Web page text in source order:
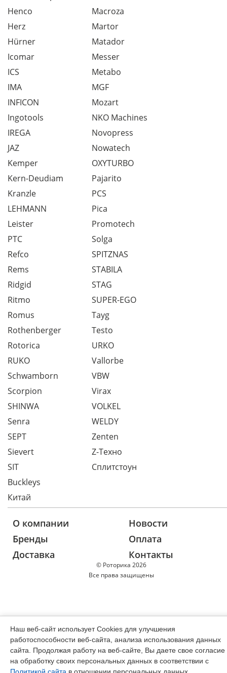
Henco
Herz
Hürner
Icomar
ICS
IMA
INFICON
Ingotools
IREGA
JAZ
Kemper
Kern-Deudiam
Kranzle
LEHMANN
Leister
Macroza
Martor
Matador
Messer
Metabo
MGF
Mozart
NKO Machines
Novopress
Nowatech
OXYTURBO
Pajarito
PCS
Pica
Promotech
PTC
Refco
Rems
Ridgid
Ritmo
Romus
Rothenberger
Rotorica
RUKO
Schwamborn
Scorpion
SHINWA
Senra
SEPT
Sievert
SIT
Solga
SPITZNAS
STABILA
STAG
SUPER-EGO
Tayg
Testo
URKO
Vallorbe
VBW
Virax
VOLKEL
WELDY
Zenten
Z-Техно
Сплитстоун
Buckleys
Китай
© Роторика 2026
Все права защищены
О компании
Новости
Бренды
Оплата
Доставка
Контакты
Наш веб-сайт использует Cookies для улучшения
работоспособности веб-сайта, анализа использования данных
сайта. Продолжая работу на веб-сайте, Вы даете свое согласие
на обработку своих персональных данных в соответствии с